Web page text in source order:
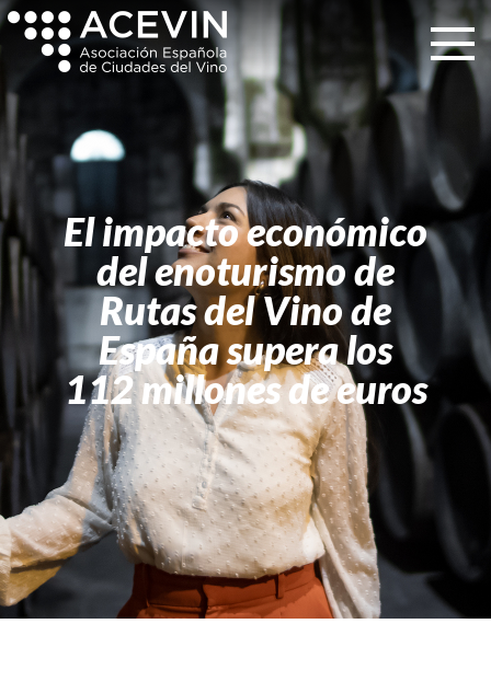
El impacto económico
del enoturismo de
Rutas del Vino de
España supera los
112 millones de euros